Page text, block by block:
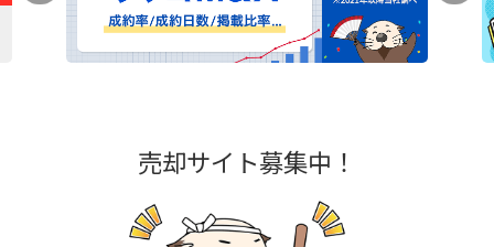
売却サイト募集中！